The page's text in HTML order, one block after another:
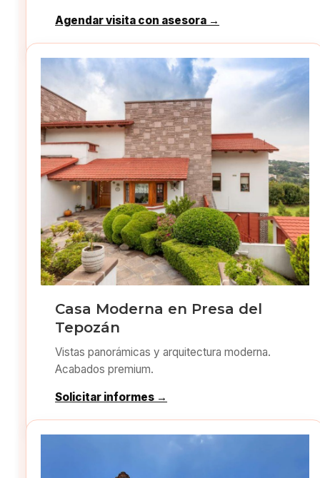
Agendar visita con asesora →
Casa Moderna en Presa del
Tepozán
Vistas panorámicas y arquitectura moderna.
Acabados premium.
Solicitar informes →